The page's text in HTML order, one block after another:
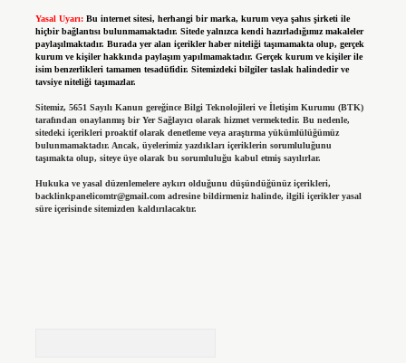
Yasal Uyarı: Bu internet sitesi, herhangi bir marka, kurum veya şahıs şirketi ile
hiçbir bağlantısı bulunmamaktadır. Sitede yalnızca kendi hazırladığımız makaleler
paylaşılmaktadır. Burada yer alan içerikler haber niteliği taşımamakta olup, gerçek
kurum ve kişiler hakkında paylaşım yapılmamaktadır. Gerçek kurum ve kişiler ile
isim benzerlikleri tamamen tesadüfidir. Sitemizdeki bilgiler taslak halindedir ve
tavsiye niteliği taşımazlar.
Sitemiz, 5651 Sayılı Kanun gereğince Bilgi Teknolojileri ve İletişim Kurumu (BTK)
tarafından onaylanmış bir Yer Sağlayıcı olarak hizmet vermektedir. Bu nedenle,
sitedeki içerikleri proaktif olarak denetleme veya araştırma yükümlülüğümüz
bulunmamaktadır. Ancak, üyelerimiz yazdıkları içeriklerin sorumluluğunu
taşımakta olup, siteye üye olarak bu sorumluluğu kabul etmiş sayılırlar.
Hukuka ve yasal düzenlemelere aykırı olduğunu düşündüğünüz içerikleri,
backlinkpanelicomtr@gmail.comadresine bildirmeniz halinde, ilgili içerikler yasal
süre içerisinde sitemizden kaldırılacaktır.